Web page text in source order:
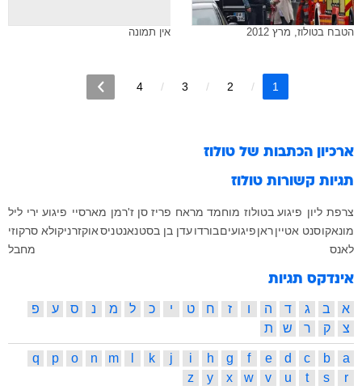
הטבח בטולוז, מרץ 2012 אין תמונה
1
2
3
4
ארכיון הכתבות של טולוז
תגיות קשורות טולוז
צרפת ליון פיגוע בטולוז מוחמד מראח פריז סן ז'רמן מארסיי פיגוע ירי ליל
מונאקוסנט אטייןראןפיגועיםבורדועדן בן בסטנאנטניסאוקזרניקולא סרקוזי
לאנס
מחבל
אינדקס תגיות
א ב ג ד ה ו ז ח ט י כ ל מ נ ס ע
פ
צ
ק ר ש ת
a
b
c
d
e
f
g
h
i
j
k
m
n
o
p
q
r
s
t
u
v
w
x
y
z